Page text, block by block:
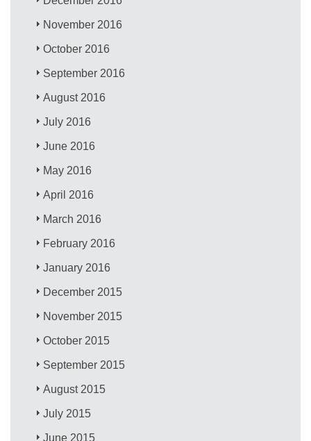
November 2016
October 2016
September 2016
August 2016
July 2016
June 2016
May 2016
April 2016
March 2016
February 2016
January 2016
December 2015
November 2015
October 2015
September 2015
August 2015
July 2015
June 2015